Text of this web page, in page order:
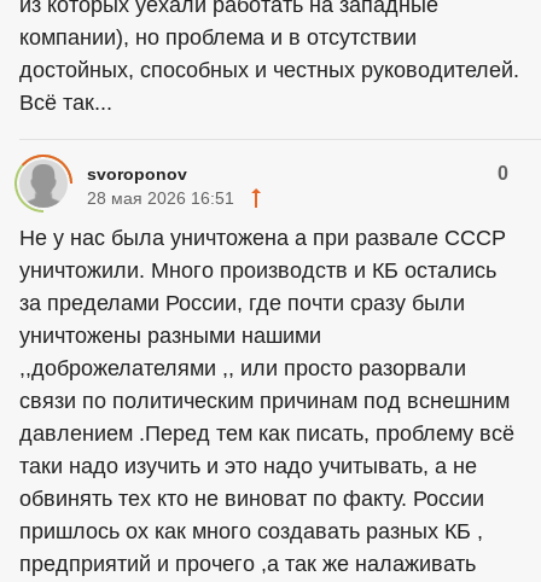
компании), но проблема и в отсутствии
достойных, способных и честных руководителей.
Всё так...
svoroponov 0
28 мая 2026 16:51
Не у нас была уничтожена а при развале СССР
уничтожили. Много производств и КБ остались
за пределами России, где почти сразу были
уничтожены разными нашими
,,доброжелателями ,, или просто разорвали
связи по политическим причинам под вснешним
давлением .Перед тем как писать, проблему всё
таки надо изучить и это надо учитывать, а не
обвинять тех кто не виноват по факту. России
пришлось ох как много создавать разных КБ ,
предприятий и прочего ,а так же налаживать